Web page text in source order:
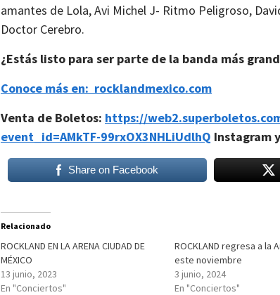
amantes de Lola, Avi Michel J- Ritmo Peligroso,
Doctor Cerebro.
¿Estás listo para ser parte de la banda más
Conoce más en: rocklandmexico.com
Venta de Boletos: https://
event_id=AMkTF-99rxOX3NHLiUdlhQ Instagram
Share on Facebook
Relacionado
ROCKLAND EN LA ARENA CIUDAD DE
MÉXICO
13 junio, 2023
En "Conciertos"
ROCKLAND regresa a la
este noviembre
3 junio, 2024
En "Conciertos"